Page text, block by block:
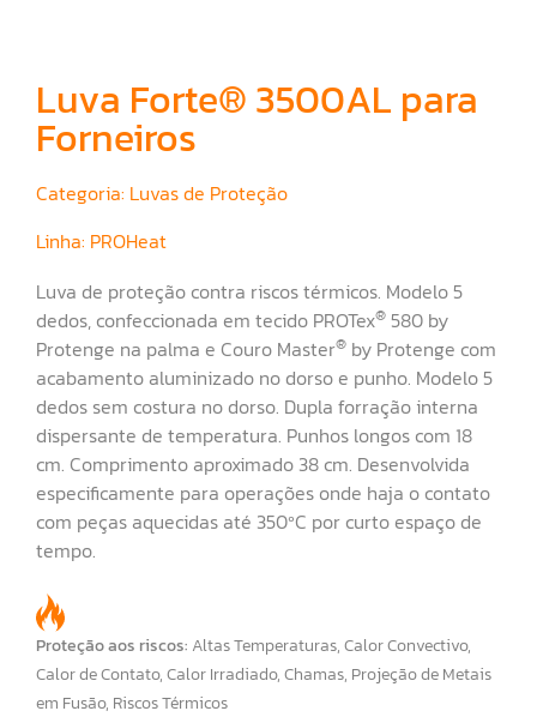
Luva Forte® 3500AL para
Forneiros
Categoria: Luvas de Proteção
Linha: PROHeat
Luva de proteção contra riscos térmicos. Modelo 5
dedos, confeccionada em tecido PROTex® 580 by
Protenge na palma e Couro Master® by Protenge com
acabamento aluminizado no dorso e punho. Modelo 5
dedos sem costura no dorso. Dupla forração interna
dispersante de temperatura. Punhos longos com 18
cm. Comprimento aproximado 38 cm. Desenvolvida
especificamente para operações onde haja o contato
com peças aquecidas até 350ºC por curto espaço de
tempo.
Proteção aos riscos: Altas Temperaturas,Calor Convectivo,
Calor de Contato,Calor Irradiado,Chamas, Projeção de Metais
em Fusão, Riscos Térmicos